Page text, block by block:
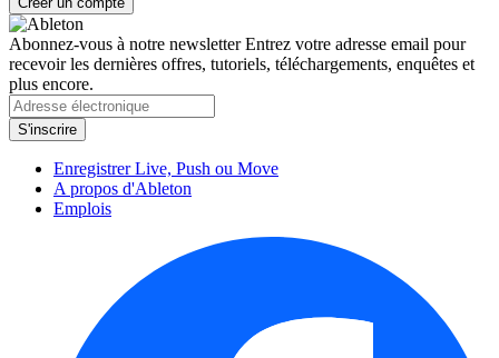
Abonnez-vous à notre newsletterEntrez votre adresse email pour
recevoir les dernières offres, tutoriels, téléchargements, enquêtes et
plus encore.
Enregistrer Live, Push ou Move
A propos d'Ableton
Emplois